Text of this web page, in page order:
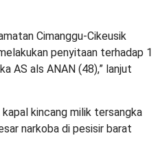
Cimanggu-Cikeusik
penyitaan terhadap 1
AS als ANAN (48),” lanjut
kincang milik tersangka
narkoba di pesisir barat